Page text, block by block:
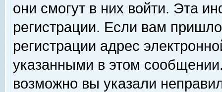
они смогут в них войти. Эта
регистрации. Если вам
регистрации адрес
указанными в этом
возможно вы указали